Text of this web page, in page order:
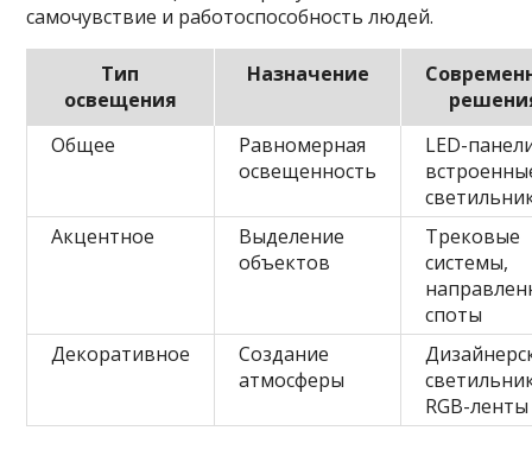
самочувствие и работоспособность людей.
Тип
освещения
Назначение
Общее
Равномерная
освещенность
LED-
Акцентное
Выделение
объектов
Трековые
системы,
споты
Декоративное
Создание
атмосферы
RGB-ленты